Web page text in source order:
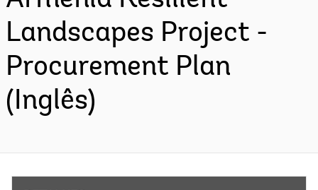
Landscapes Project -
Procurement Plan
(Inglês)